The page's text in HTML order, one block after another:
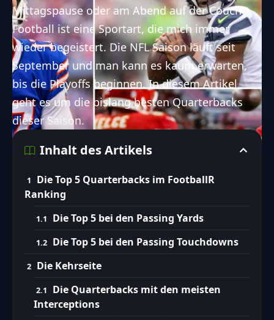
Mittagspause oder am Abend auf der Couch –
Football ist eine Sportart, die mich immer
wieder begeistert. Die NFL Saison läuft seit
September und man kann es kaum erwarten,
bis die Playoffs beginnen. In diesem Artikel
geht es um die bislang besten Quarterbacks
dieser Saison.
Inhalt des Artikels
Die Top 5 Quarterbacks im FootballR
Ranking
Die Top 5 bei den Passing Yards
Die Top 5 bei den Passing Touchdowns
Die Kehrseite
Die Quarterbacks mit den meisten
Interceptions